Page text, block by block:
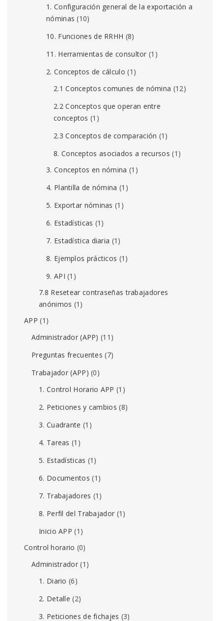
1. Configuración general de la exportación a
nóminas (10)
10. Funciones de RRHH (8)
11. Herramientas de consultor (1)
2. Conceptos de cálculo (1)
2.1 Conceptos comunes de nómina (12)
2.2 Conceptos que operan entre
conceptos (1)
2.3 Conceptos de comparación (1)
8. Conceptos asociados a recursos (1)
3. Conceptos en nómina (1)
4. Plantilla de nómina (1)
5. Exportar nóminas (1)
6. Estadísticas (1)
7. Estadística diaria (1)
8. Ejemplos prácticos (1)
9. API (1)
7.8 Resetear contraseñas trabajadores
anónimos (1)
APP (1)
Administrador (APP) (11)
Preguntas frecuentes (7)
Trabajador (APP) (0)
1. Control Horario APP (1)
2. Peticiones y cambios (8)
3. Cuadrante (1)
4. Tareas (1)
5. Estadísticas (1)
6. Documentos (1)
7. Trabajadores (1)
8. Perfil del Trabajador (1)
Inicio APP (1)
Control horario (0)
Administrador(1)
1. Diario (6)
2. Detalle (2)
3. Peticiones de fichajes (3)